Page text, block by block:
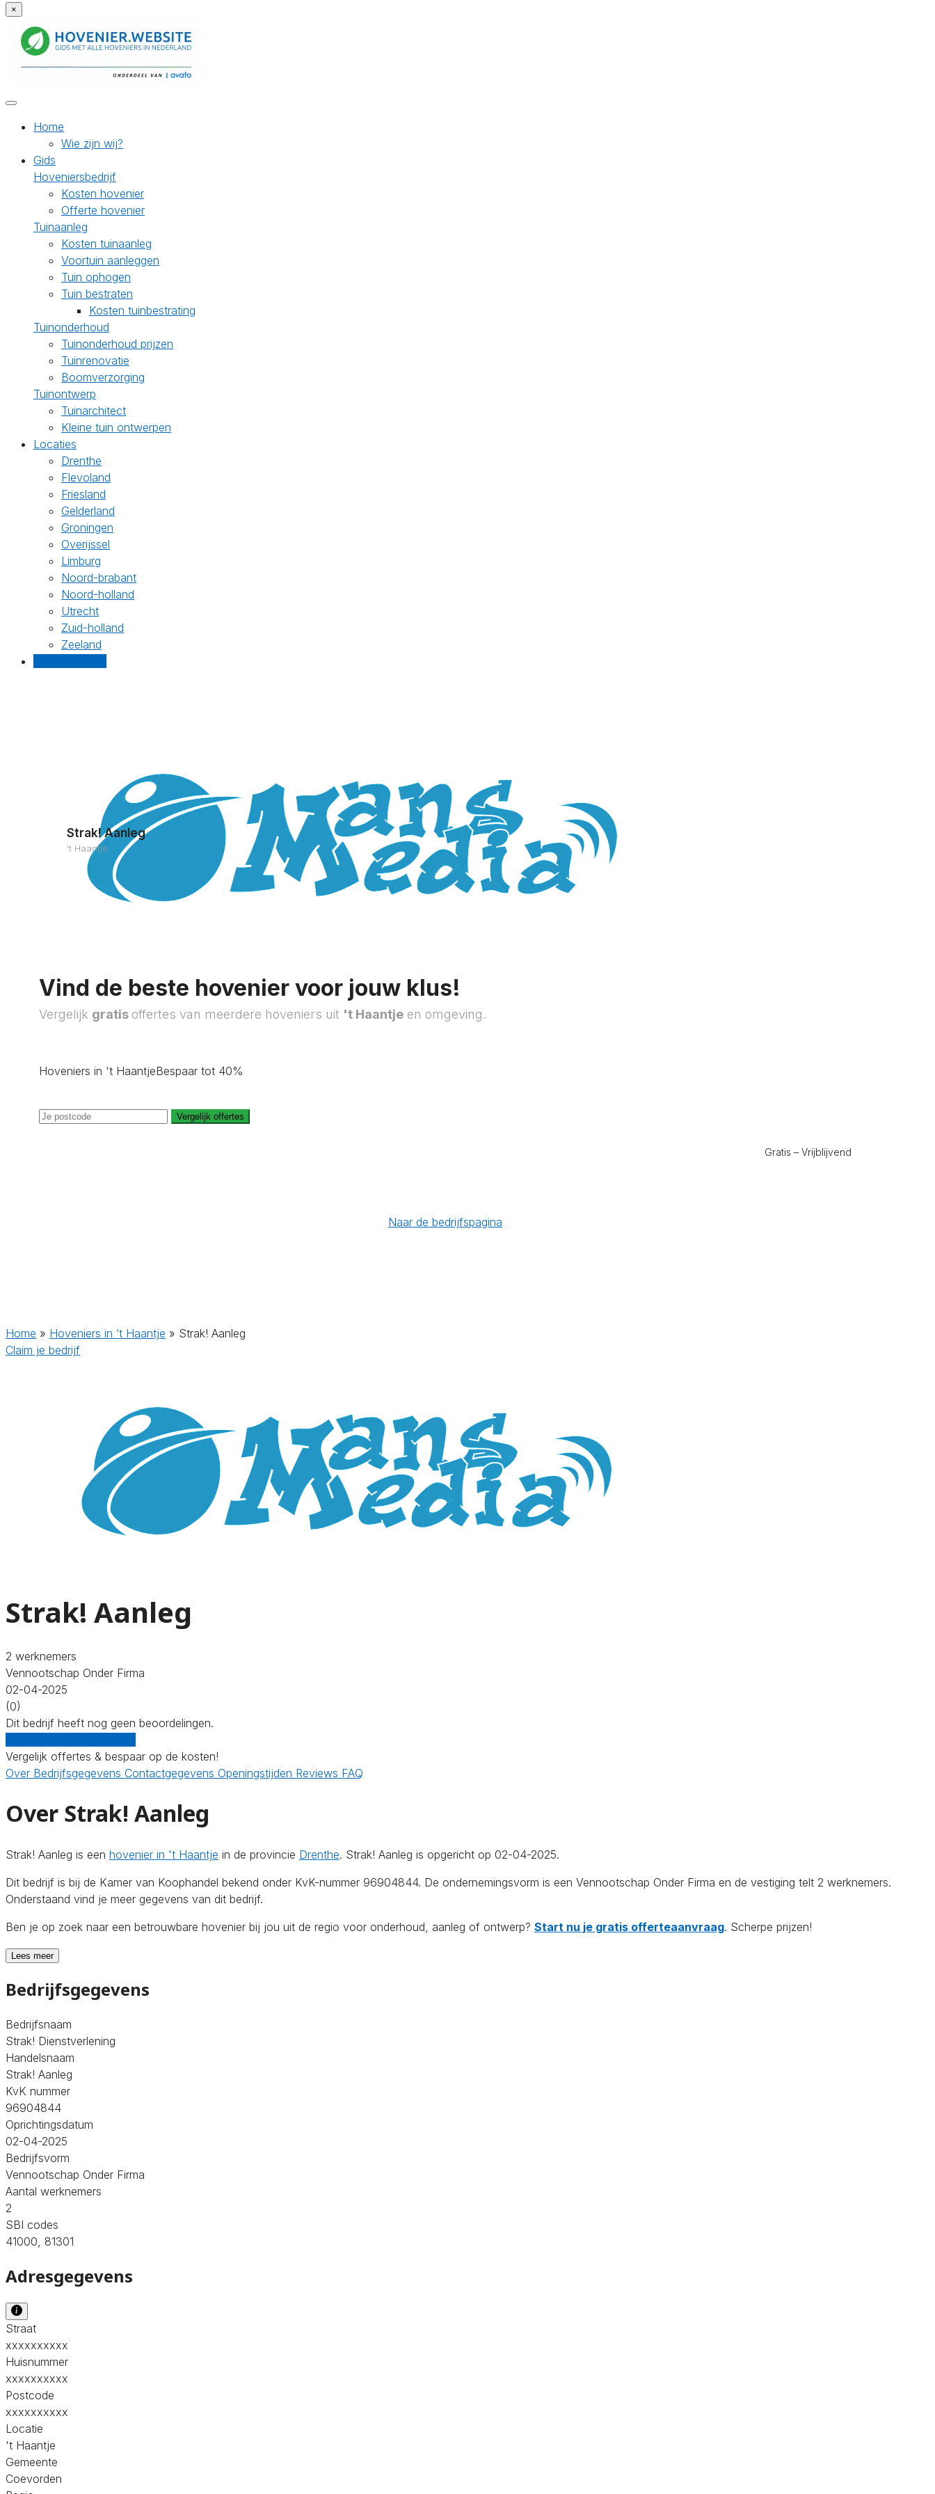
×
Home
Wie zijn wij?
Gids
Hoveniersbedrijf
Kosten hovenier
Offerte hovenier
Tuinaanleg
Kosten tuinaanleg
Voortuin aanleggen
Tuin ophogen
Tuin bestraten
Kosten tuinbestrating
Tuinonderhoud
Tuinonderhoud prijzen
Tuinrenovatie
Boomverzorging
Tuinontwerp
Tuinarchitect
Kleine tuin ontwerpen
Locaties
Drenthe
Flevoland
Friesland
Gelderland
Groningen
Overijssel
Limburg
Noord-brabant
Noord-holland
Utrecht
Zuid-holland
Zeeland
Strak! Aanleg
't Haantje
Vind de beste hovenier voor jouw klus!
Vergelijk gratis offertes van meerdere hoveniers uit 't Haantje en omgeving.
Hoveniers in 't HaantjeBespaar tot 40%
Vergelijk offertes
Gratis – Vrijblijvend
Naar de bedrijfspagina
Home » Hoveniers in ’t Haantje » Strak! Aanleg
Claim je bedrijf
Strak! Aanleg
2 werknemers
Vennootschap Onder Firma
02-04-2025
(0)
Dit bedrijf heeft nog geen beoordelingen.
Vergelijk offertes & bespaar op de kosten!
Over Bedrijfsgegevens Contactgegevens Openingstijden Reviews FAQ
Over Strak! Aanleg
Strak! Aanleg is een hovenier in 't Haantje in de provincie Drenthe. Strak! Aanleg is opgericht op 02-04-2025.
Dit bedrijf is bij de Kamer van Koophandel bekend onder KvK-nummer 96904844. De ondernemingsvorm is een Vennootschap Onder Firma en de vestiging telt 2 werknemers.
Onderstaand vind je meer gegevens van dit bedrijf.
Ben je op zoek naar een betrouwbare hovenier bij jou uit de regio voor onderhoud, aanleg of ontwerp? Start nu je gratis offerteaanvraag. Scherpe prijzen!
Lees meer
Bedrijfsgegevens
Bedrijfsnaam
Strak! Dienstverlening
Handelsnaam
Strak! Aanleg
KvK nummer
96904844
Oprichtingsdatum
02-04-2025
Bedrijfsvorm
Vennootschap Onder Firma
Aantal werknemers
2
SBI codes
41000, 81301
Adresgegevens
Straat
xxxxxxxxxx
Huisnummer
xxxxxxxxxx
Postcode
xxxxxxxxxx
Locatie
't Haantje
Gemeente
Coevorden